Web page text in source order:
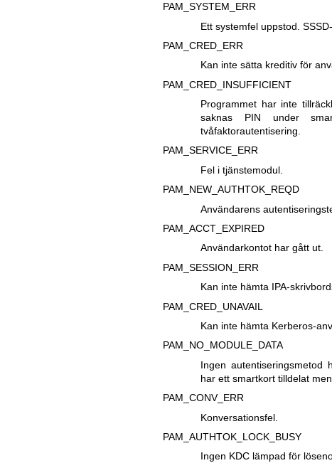
PAM_SYSTEM_ERR
Ett systemfel uppstod.
PAM_CRED_ERR
Kan inte sätta kreditiv för
PAM_CRED_INSUFFICIENT
Programmet har inte
saknas PIN under
tvåfaktorautentisering.
PAM_SERVICE_ERR
Fel i tjänstemodul.
PAM_NEW_AUTHTOK_REQD
Användarens
PAM_ACCT_EXPIRED
Användarkontot har gått ut.
PAM_SESSION_ERR
Kan inte hämta IPA-
PAM_CRED_UNAVAIL
Kan inte hämta Kerberos-
PAM_NO_MODULE_DATA
Ingen autentiseringsmetod
har ett smartkort tilldelat
PAM_CONV_ERR
Konversationsfel.
PAM_AUTHTOK_LOCK_BUSY
Ingen KDC lämpad för